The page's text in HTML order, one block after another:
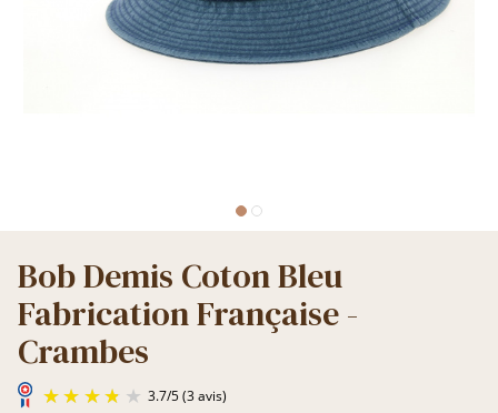
Bob Demis Coton Bleu
Fabrication Française -
Crambes